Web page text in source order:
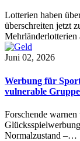
Lotterien haben
überschreiten jetzt
Juni 02, 2026
Werbung für
vulnerable
Forschende
Normalzustand –…